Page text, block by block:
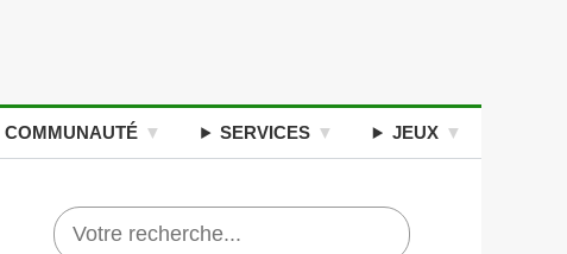
COMMUNAUTÉ SERVICES JEUX